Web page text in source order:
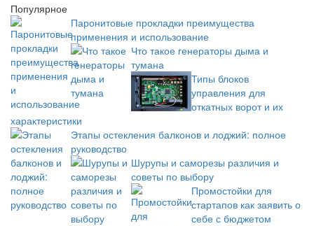
Популярное
Паронитовые прокладки преимущества
применения и использование
Что такое генераторы дыма и
тумана
Типы блоков
управления для
откатных ворот и их
характеристики
Этапы остекления балконов и лоджий: полное
руководство
Шурупы и саморезы различия и
советы по выбору
Промостойки для
стартапов как заявить о
себе с бюджетом